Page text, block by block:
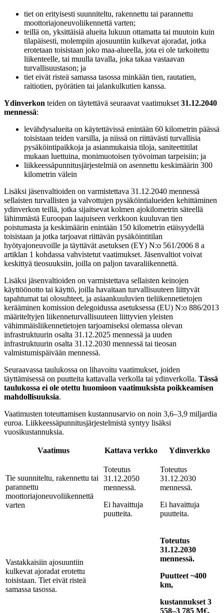
tiet on erityisesti suunniteltu, rakennettu tai parannettu
moottoriajoneuvoliikennettä varten;
teillä on, yksittäisiä alueita lukuun ottamatta tai muutoin kuin
tilapäisesti, molempiin ajosuuntiin kulkevat ajoradat, jotka
erotetaan toisistaan joko maa-alueella, jota ei ole tarkoitettu
liikenteelle, tai muulla tavalla, joka takaa vastaavan
turvallisuustason; ja
tiet eivät risteä samassa tasossa minkään tien, rautatien,
raitiotien, pyörätien tai jalankulkutien kanssa.
Ydinverkon teiden on täytettävä seuraavat vaatimukset 31.12.2040
mennessä:
levähdysalueita on käytettävissä enintään 60 kilometrin päässä
toisistaan teiden varsilla, ja niissä on riittävästi turvallisia
pysäköintipaikkoja ja asianmukaisia tiloja, saniteettitilat
mukaan luettuina, monimuotoisen työvoiman tarpeisiin; ja
liikkeessäpunnitusjärjestelmiä on asennettu keskimäärin 300
kilometrin välein
Lisäksi jäsenvaltioiden on varmistettava 31.12.2040 mennessä
sellaisten turvallisten ja valvottujen pysäköintialueiden kehittäminen
ydinverkon teillä, jotka sijaitsevat kolmen ajokilometrin säteellä
lähimmästä Euroopan laajuiseen verkkoon kuuluvan tien
poistumasta ja keskimäärin enintään 150 kilometrin etäisyydellä
toisistaan ja jotka tarjoavat riittävän pysäköintitilan
hyötyajoneuvoille ja täyttävät asetuksen (EY) N:o 561/2006 8 a
artiklan 1 kohdassa vahvistetut vaatimukset. Jäsenvaltiot voivat
keskittyä tieosuuksiin, joilla on paljon tavaraliikennettä.
Lisäksi jäsenvaltioiden on varmistettava sellaisten keinojen
käyttöönotto tai käyttö, joilla havaitaan turvallisuuteen liittyvät
tapahtumat tai olosuhteet, ja asiaankuuluvien tieliikennetietojen
kerääminen komission delegoidussa asetuksessa (EU) N:o 886/2013
määriteltyjen liikenneturvallisuuteen liittyvien yleisten
vähimmäisliikennetietojen tarjoamiseksi olemassa olevan
infrastruktuurin osalta 31.12.2025 mennessä ja uuden
infrastruktuurin osalta 31.12.2030 mennessä tai tieosan
valmistumispäivään mennessä.
Seuraavassa taulukossa on lihavoitu vaatimukset, joiden
täyttämisessä on puutteita kattavalla verkolla tai ydinverkolla. Tässä
taulukossa ei ole otettu huomioon vaatimuksista poikkeamisen
mahdollisuuksia.
Vaatimusten toteuttamisen kustannusarvio on noin 3,6–3,9 miljardia
euroa. Liikkeessäpunnitusjärjestelmistä syntyy lisäksi
vuosikustannuksia.
Vaatimus Kattava verkko Ydinverkko
Tie suunniteltu, rakennettu tai
parannettu
moottoriajoneuvoliikennettä
varten
Toteutus
31.12.2050
mennessä.
Ei havaittuja
puutteita.
Toteutus
31.12.2030
mennessä.
Ei havaittuja
puutteita.
Vastakkaisiin ajosuuntiin
kulkevat ajoradat erotettu
toisistaan. Tiet eivät risteä
samassa tasossa.
Toteutus
31.12.2030
mennessä.
Puutteet ~400
km,
kustannukset 3
558–3 785 M€.